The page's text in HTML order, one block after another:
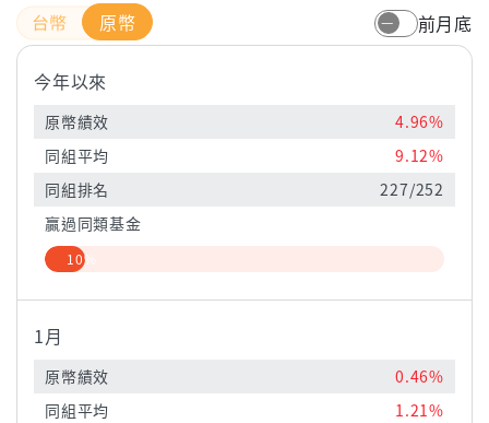
原幣 前月底
今年以來
原幣績效
4.96%
同組平均
9.12%
同組排名
227/252
贏過同類基金
10%
1月
原幣績效
0.46%
同組平均
1.21%